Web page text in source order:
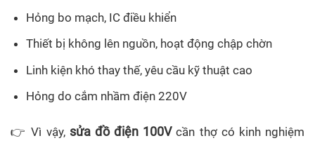
Hỏng bo mạch, IC điều khiển
Thiết bị không lên nguồn, hoạt động chập chờn
Linh kiện khó thay thế, yêu cầu kỹ thuật cao
Hỏng do cắm nhầm điện 220V
👉 Vì vậy, sửa đồ điện 100Vcần thợ có kinh nghiệm